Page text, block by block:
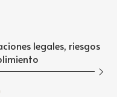
legales, riesgos